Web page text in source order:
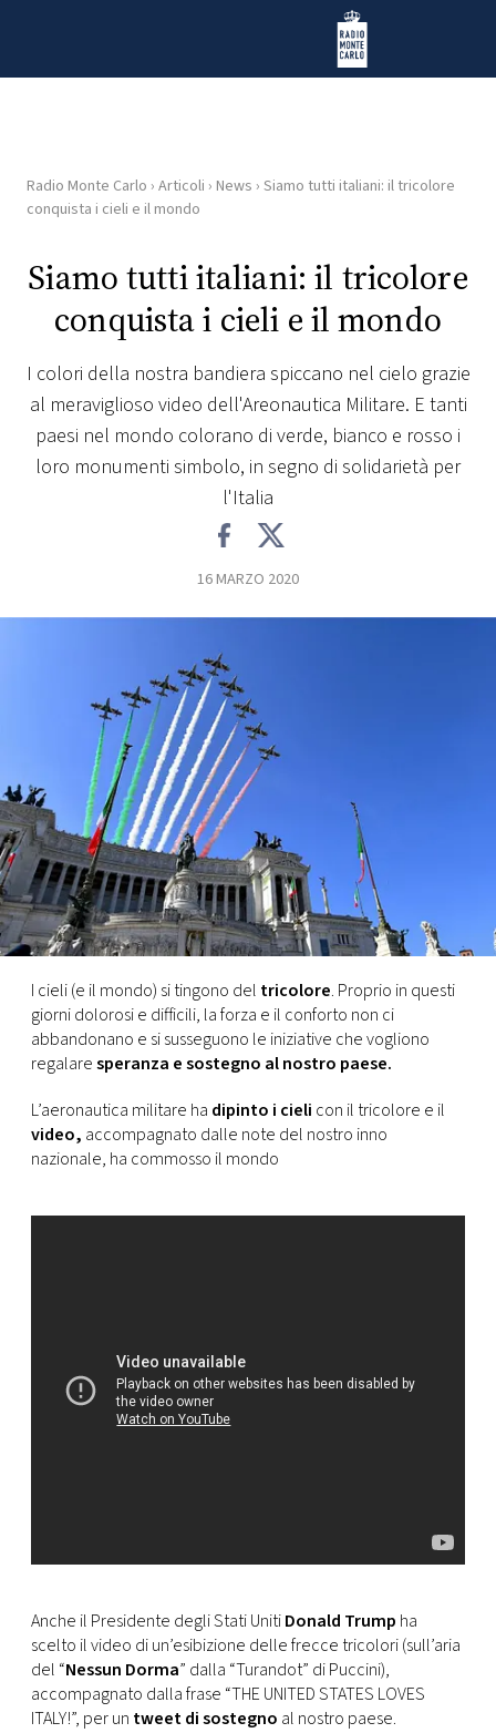
Radio Monte Carlo
HOME
RADIO
WEB
PLAYLIST
NEWS
VIDEO
TV
PRINCIPATO
DI
MONACO
RMC
CONSIGLIA
Radio Monte Carlo › Articoli › News › Siamo tutti italiani: il tricolore
conquista i cieli e il mondo
Siamo tutti italiani: il tricolore
conquista i cieli e il mondo
I colori della nostra bandiera spiccano nel cielo grazie
al meraviglioso video dell'Areonautica Militare. E tanti
paesi nel mondo colorano di verde, bianco e rosso i
loro monumenti simbolo, in segno di solidarietà per
l'Italia
16 MARZO 2020
I cieli (e il mondo) si tingono del tricolore. Proprio in questi
giorni dolorosi e difficili, la forza e il conforto non ci
abbandonano e si susseguono le iniziative che vogliono
regalaresperanza e sostegno al nostro paese.
L’aeronautica militare ha dipinto i cieli con il tricolore e il
video, accompagnato dalle note del nostro inno
nazionale, ha commosso il mondo
Anche il Presidente degli Stati UnitiDonald Trump ha
scelto il video di un’esibizione delle frecce tricolori (sull’aria
del “Nessun Dorma” dalla “Turandot” di Puccini),
accompagnato dalla frase “THE UNITED STATES LOVES
ITALY!”, per un tweet di sostegno al nostro paese.